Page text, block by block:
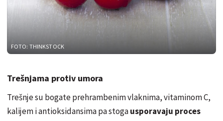
FOTO: THINKSTOCK
Trešnjama protiv umora
Trešnje su bogate prehrambenim vlaknima, vitaminom C,
kalijem i antioksidansima pa stogausporavaju proces